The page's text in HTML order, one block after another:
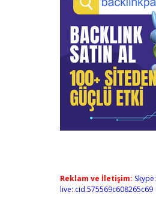
Reklam ve İletişim: Skype:
live:.cid.575569c608265c69